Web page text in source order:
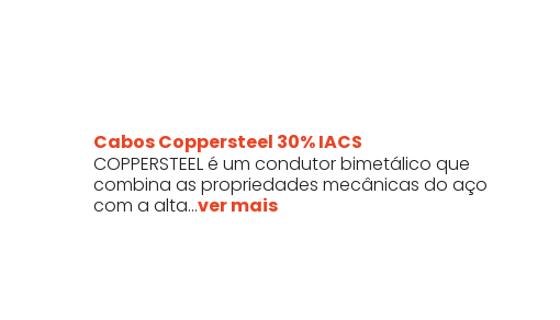
Cabos Coppersteel 30% IACS
COPPERSTEEL é um condutor bimetálico que
combina as propriedades mecânicas do aço
com a alta...ver mais